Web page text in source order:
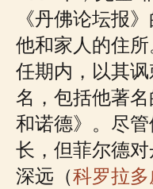
《丹佛论坛报
他和家人的住
任期内，以其
名，包括他著
和诺德》。尽
长，但菲尔德
深远（科罗拉